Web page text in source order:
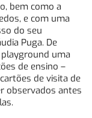
bem como a
e com uma
do seu
Puga. De
uma
de ensino –
de visita de
observados antes